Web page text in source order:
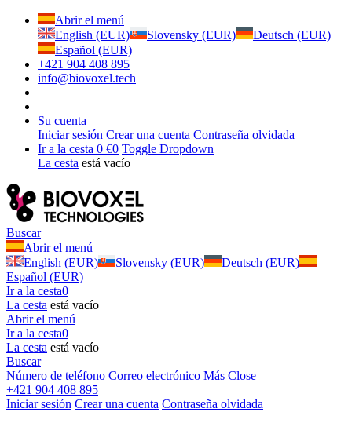
Abrir el menú
English (EUR)
Slovensky (EUR)
Deutsch (EUR)
Español (EUR)
+421 904 408 895
info@biovoxel.tech
Su cuenta
Iniciar sesión Crear una cuenta Contraseña olvidada
Ir a la cesta 0 €0 Toggle Dropdown
La cesta está vacío
Buscar
Abrir el menú
English (EUR)
Slovensky (EUR)
Deutsch (EUR)
Español (EUR)
Ir a la cesta0
La cesta está vacío
Abrir el menú
Ir a la cesta0
La cesta está vacío
Buscar
Número de teléfono Correo electrónico Más Close
+421 904 408 895
Iniciar sesión Crear una cuenta Contraseña olvidada